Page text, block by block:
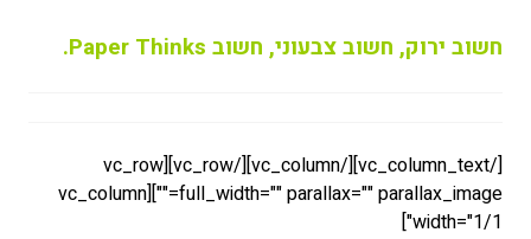
חשוב ירוק, חשוב צבעוני, חשוב Paper Thinks.
[/vc_column_text][/vc_column][/vc_row][vc_row
full_width="" parallax="" parallax_image=""][vc_column
width="1/1"]